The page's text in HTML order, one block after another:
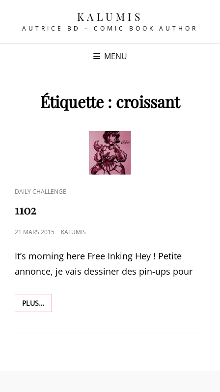
KALUMIS
AUTRICE BD – COMIC BOOK AUTHOR
MENU
Étiquette : croissant
CAT
DAILY CHALLENGE
1102
POSTED
21 MARS 2015 KALUMIS
It’s morning here Free Inking Hey ! Petite
annonce, je vais dessiner des pin-ups pour
PLUS…1102